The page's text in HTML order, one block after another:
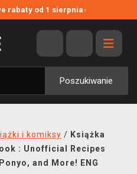
rabaty od 1 sierpnia›
Poszukiwanie
i komiksy / Książka
: Unofficial Recipes
and More! ENG